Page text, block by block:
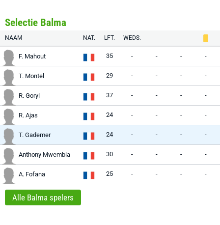
Selectie Balma
NAAM NAT. LFT. WEDS.
F. Mahout 35 - - - -
T. Montel 29 - - - -
R. Goryl 37 - - - -
R. Ajas 24 - - - -
T. Gademer 24 - - - -
Anthony Mwembia 30 - - - -
A. Fofana 25 - - - -
Alle Balma spelers